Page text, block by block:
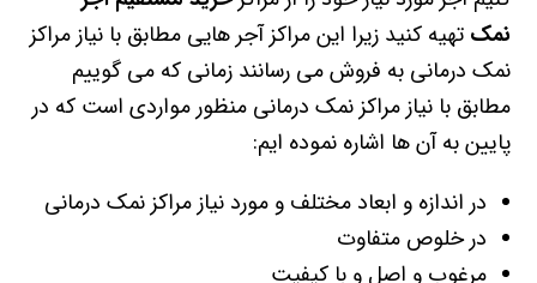
نمکتهیه کنید زیرا این مراکز آجر هایی مطابق با نیاز مراکز
نمک درمانی به فروش می رسانند زمانی که می گوییم
مطابق با نیاز مراکز نمک درمانی منظور مواردی است که در
پایین به آن ها اشاره نموده ایم:
در اندازه و ابعاد مختلف و مورد نیاز مراکز نمک درمانی
در خلوص متفاوت
مرغوب و اصل و با کیفیت